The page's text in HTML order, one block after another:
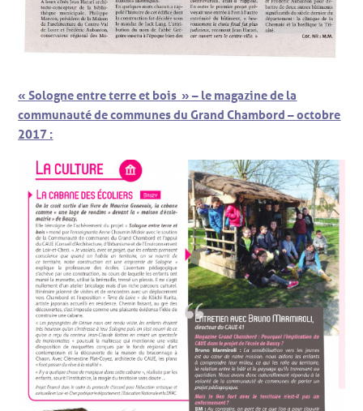
« Sologne entre terre et bois » – le magazine de la
communauté de communes du Grand Chambord – octobre
2017 :